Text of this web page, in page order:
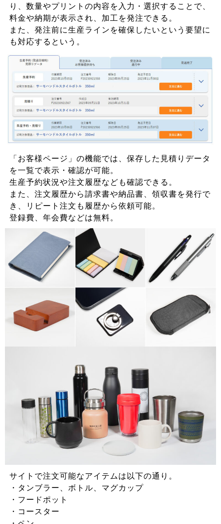
り、数量やプリントの内容を入力・選択することで、
料金や納期が表示され、加工を発注できる。
また、発注前に生産ラインを確保したいという要望に
も対応するという。
「お客様ページ」の機能では、保存した見積りデータ
を一覧で表示・確認が可能。
生産予約状況や注文履歴なども確認できる。
また、注文履歴から請求書や納品書、領収書を発行で
き、リピート注文も履歴から依頼可能。
登録費、年会費などは無料。
サイトで注文可能なアイテムは以下の通り。
・タンブラー、ボトル、マグカップ
・フードポット
・コースター